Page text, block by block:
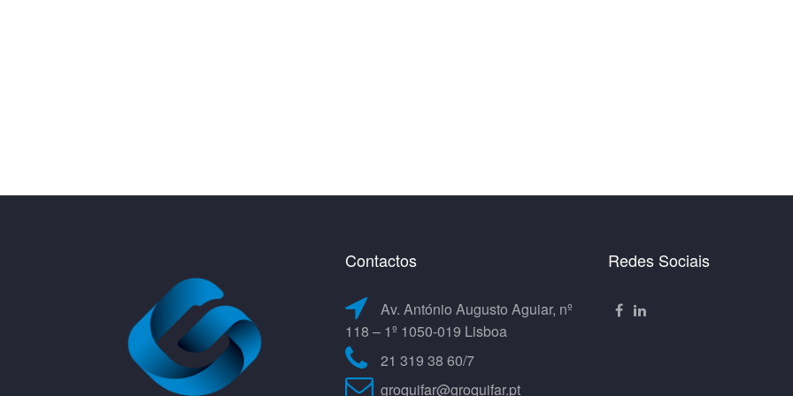
Contactos
Av. António Augusto Aguiar, nº
118 – 1º 1050-019 Lisboa
21 319 38 60/7
groquifar@groquifar.pt
Redes Sociais